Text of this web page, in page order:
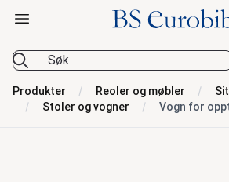
BS Eurobib
Åpne hovedmeny
Produkter Reoler og møbler
Stoler og vogner
Vogn for